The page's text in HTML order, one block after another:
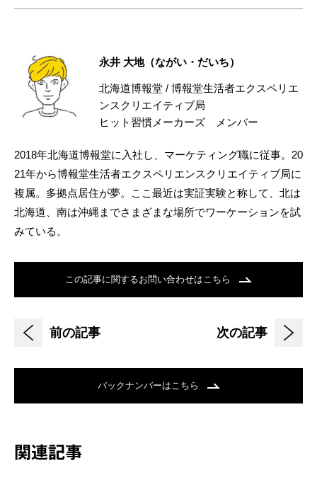
永井 大地（ながい・だいち）
北海道博報堂 / 博報堂生活者エクスペリエ
ンスクリエイティブ局
ヒット習慣メーカーズ メンバー
2018年北海道博報堂に入社し、マーケティング職に従事。20
21年から博報堂生活者エクスペリエンスクリエイティブ局に
複属。多拠点居住が夢。ここ最近は実証実験と称して、北は
北海道、南は沖縄までさまざまな場所でワーケーションを試
みている。
この記事に関するお問い合わせはこちら
前の記事 次の記事
バックナンバーはこちら
関連記事